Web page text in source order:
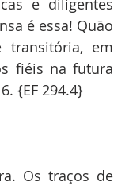
e diligentes
é essa! Quão
transitória, em
fiéis na futura
{EF 294.4}
Os traços de